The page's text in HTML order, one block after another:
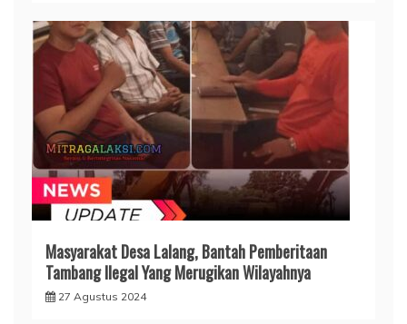
Masyarakat Desa Lalang, Bantah Pemberitaan
Tambang Ilegal Yang Merugikan Wilayahnya
27 Agustus 2024